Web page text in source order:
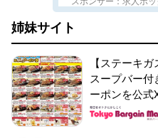
姉妹サイト
【ステーキ
スープバー付
ーポンを公式